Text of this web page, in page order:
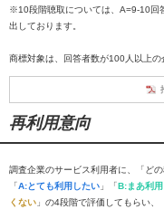
※10段階聴取については、A=9-10回
出しております。
商標対象は、回答者数が100人以上の
再利用意向
調査企業のサービス利用者に、「ど
「A:とても利用したい 」「B:まあ利
くない 」の4段階で評価してもらい、